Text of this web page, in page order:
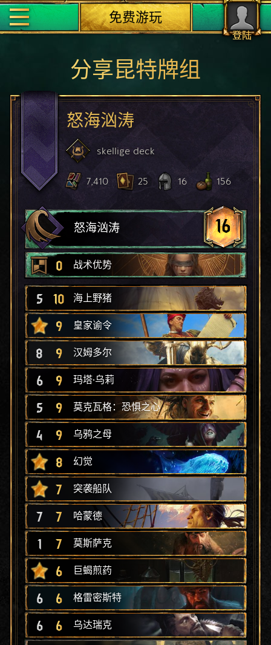
登陆
免费游玩
分享昆特牌组
怒海汹涛
skellige deck
7,410 25 16 156
怒海汹涛 16
0 战术优势
5 10 海上野猪
9 皇家谕令
8 9 汉姆多尔
6 9 玛塔·乌莉
5 9 莫克瓦格：恐惧之心
4 9 乌鸦之母
8 幻觉
7 突袭船队
7 7 哈蒙德
1 7 莫斯萨克
6 巨蝎煎药
6 6 格雷密斯特
6 6 乌达瑞克